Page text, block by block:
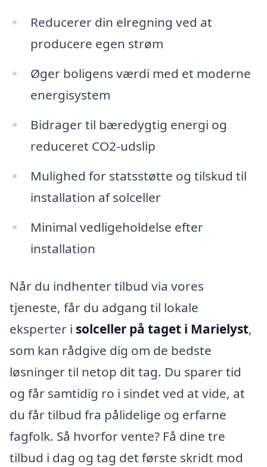
Reducerer din elregning ved at
producere egen strøm
Øger boligens værdi med et moderne
energisystem
Bidrager til bæredygtig energi og
reduceret CO2-udslip
Mulighed for statsstøtte og tilskud til
installation af solceller
Minimal vedligeholdelse efter
installation
Når du indhenter tilbud via vores
tjeneste, får du adgang til lokale
eksperter i solceller på taget i Marielyst,
som kan rådgive dig om de bedste
løsninger til netop dit tag. Du sparer tid
og får samtidig ro i sindet ved at vide, at
du får tilbud fra pålidelige og erfarne
fagfolk. Så hvorfor vente? Få dine tre
tilbud i dag og tag det første skridt mod